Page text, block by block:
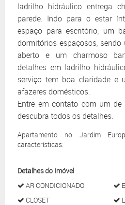
ladrilho hidráulico entrega
parede. Indo para o estar
espaço para escritório, um
dormitórios espaçosos,
aberto e um charmoso
detalhes em ladrilho
serviço tem boa claridade e
afazeres domésticos.
Entre em contato com um
descubra todos os detalhes.
Apartamento no Jardim
características:
Detalhes do Imóvel
AR CONDICIONADO
CLOSET